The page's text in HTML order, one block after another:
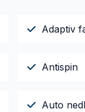
Adaptiv
Antispin
Auto